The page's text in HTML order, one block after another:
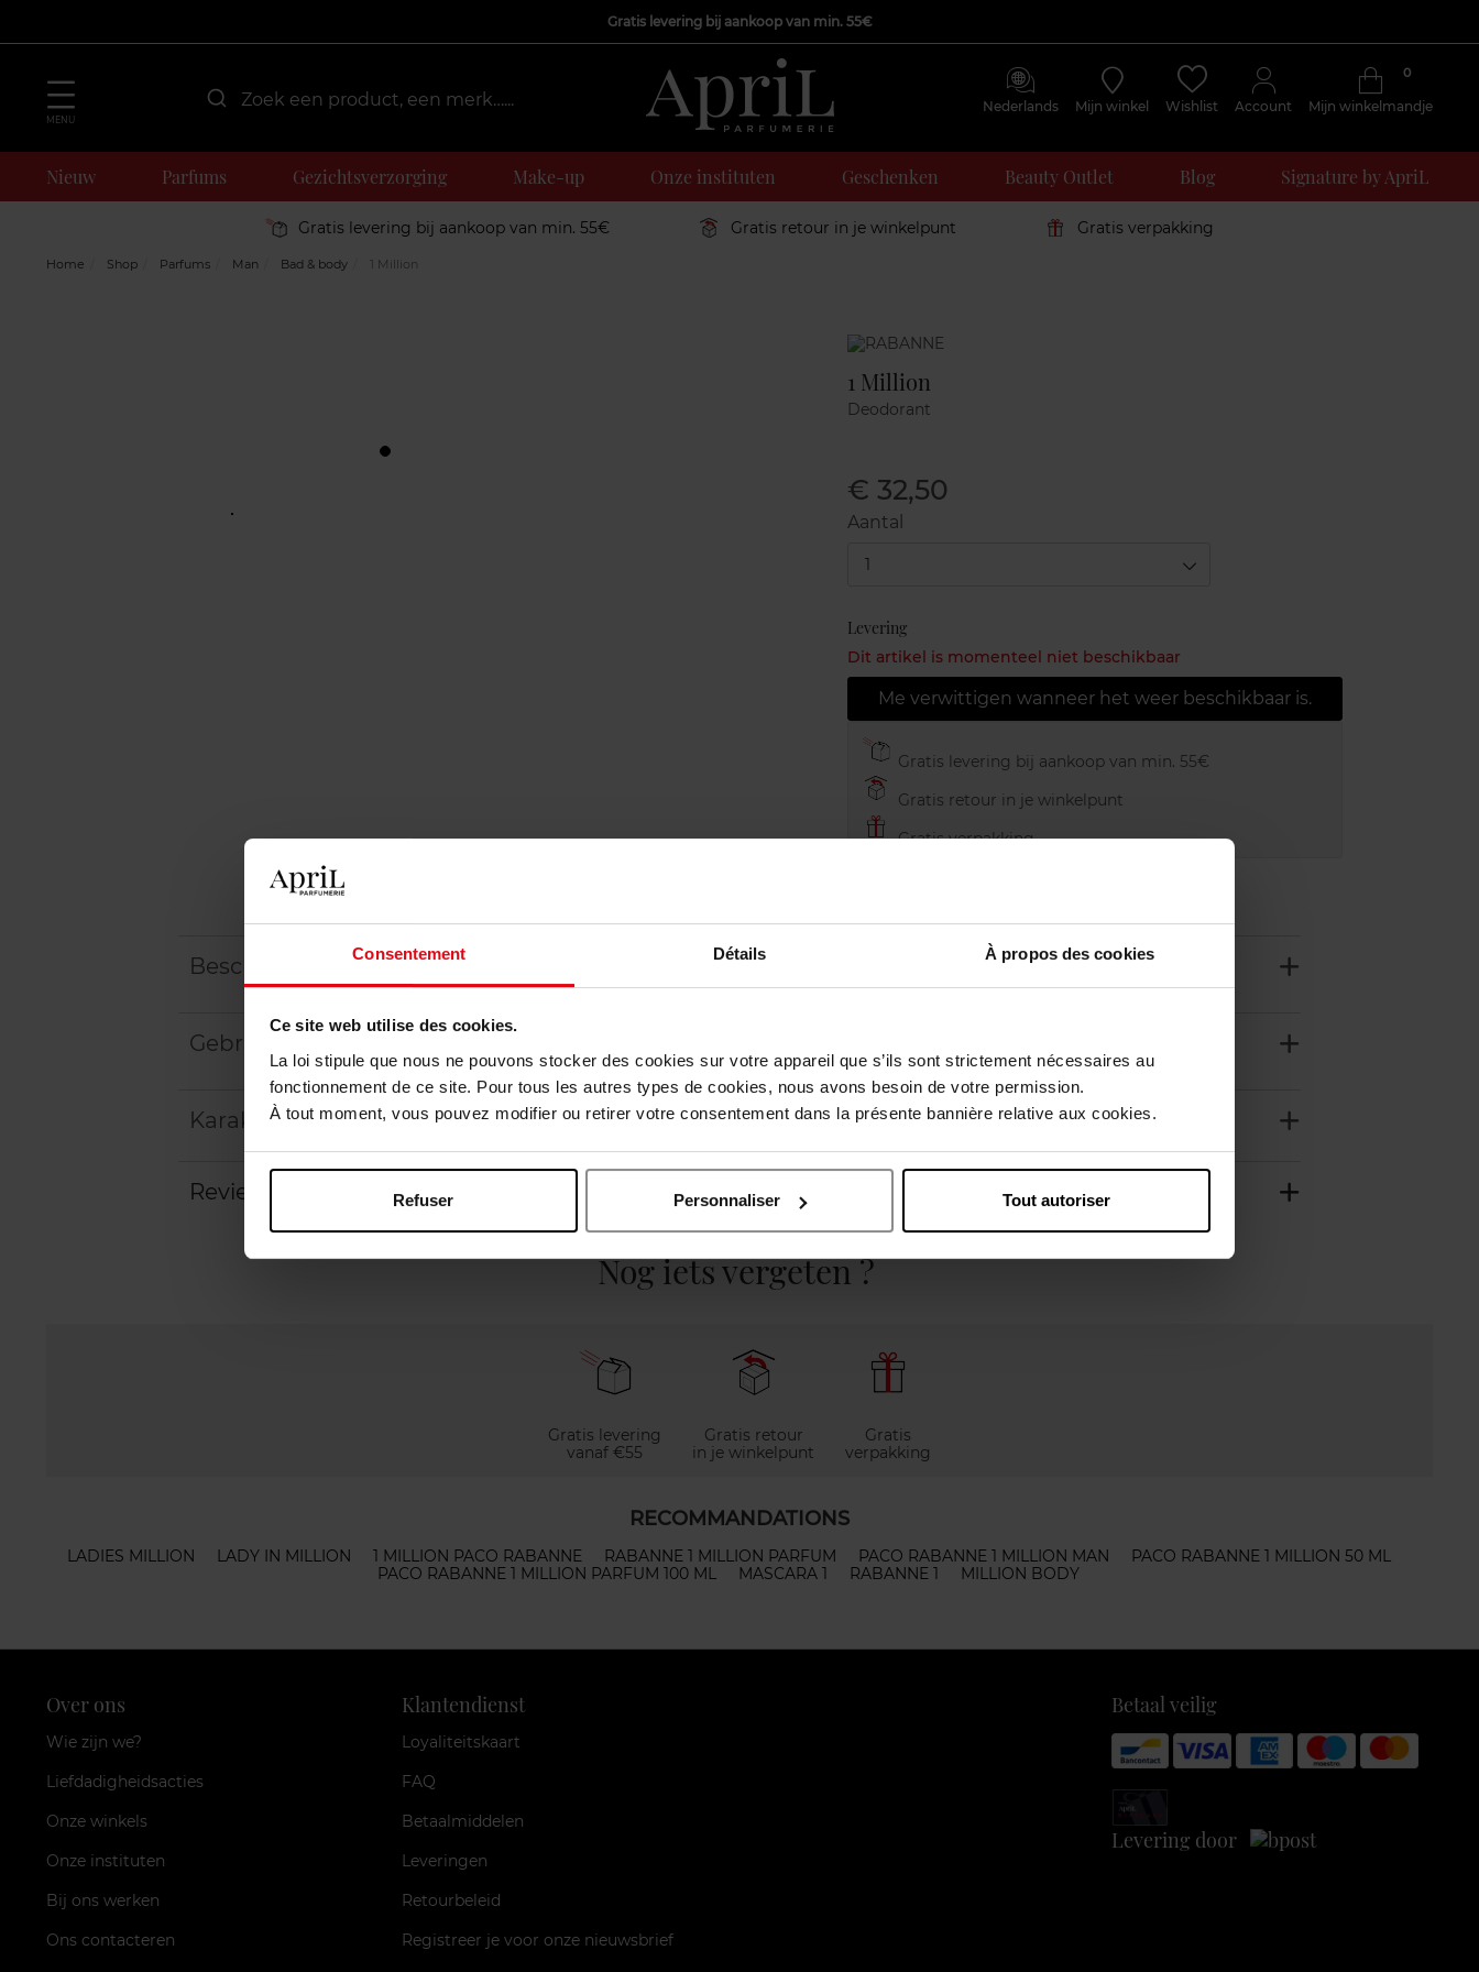
Consentement Détails À propos des cookies
Ce site web utilise des cookies.
La loi stipule que nous ne pouvons stocker des cookies sur votre appareil que s’ils sont strictement nécessaires au
fonctionnement de ce site. Pour tous les autres types de cookies, nous avons besoin de votre permission.
À tout moment, vous pouvez modifier ou retirer votre consentement dans la présente bannière relative aux cookies.
Refuser Personnaliser Tout autoriser
Gratis levering bij aankoop van min. 55€
MENU
Nederlands Mijn winkel Wishlist Account Mijn winkelmandje
0
Nieuw Parfums Gezichtsverzorging Make-up Onze instituten Geschenken Beauty Outlet Blog Signature by ApriL
Gratis levering bij aankoop van min. 55€ Gratis retour in je winkelpunt Gratis verpakking
Home Shop Parfums Man Bad & body 1 Million
Marque
1 Million
Deodorant
€ 32,50
Aantal
1
Levering
Dit artikel is momenteel niet beschikbaar
Me verwittigen wanneer het weer beschikbaar is.
Gratis levering bij aankoop van min. 55€
Gratis retour in je winkelpunt
Gratis verpakking
Beschrijving
Gebruiksadvies
Karakteristieken
Review Beleid inzake klantbeoordelingen
Nog iets vergeten ?
Gratis levering
vanaf €55
Gratis retour
in je winkelpunt
Gratis
verpakking
RECOMMANDATIONS
LADIES MILLION LADY IN MILLION 1 MILLION PACO RABANNE RABANNE 1 MILLION PARFUM PACO RABANNE 1 MILLION MAN
PACO RABANNE 1 MILLION 50 ML
PACO RABANNE 1 MILLION PARFUM 100 ML
MASCARA 1 RABANNE 1 MILLION BODY
Over ons
Wie zijn we?
Liefdadigheidsacties
Onze winkels
Onze instituten
Bij ons werken
Ons contacteren
Klantendienst
Loyaliteitskaart
FAQ
Betaalmiddelen
Leveringen
Retourbeleid
Registreer je voor onze nieuwsbrief
Betaal veilig
Levering door